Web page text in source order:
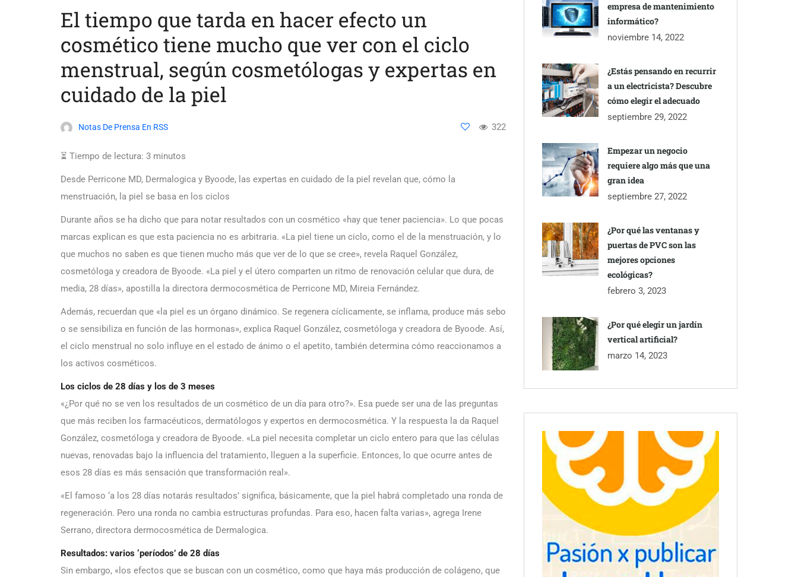
El tiempo que tarda en hacer efecto un
cosmético tiene mucho que ver con el ciclo
menstrual, según cosmetólogas y expertas en
cuidado de la piel
Notas De Prensa En RSS 322
⏳ Tiempo de lectura: 3 minutos
Desde Perricone MD, Dermalogica y Byoode, las expertas en cuidado de la piel revelan que, cómo la
menstruación, la piel se basa en los ciclos
Durante años se ha dicho que para notar resultados con un cosmético «hay que tener paciencia». Lo que pocas
marcas explican es que esta paciencia no es arbitraria. «La piel tiene un ciclo, como el de la menstruación, y lo
que muchos no saben es que tienen mucho más que ver de lo que se cree», revela Raquel González,
cosmetóloga y creadora de Byoode. «La piel y el útero comparten un ritmo de renovación celular que dura, de
media, 28 días», apostilla la directora dermocosmética de Perricone MD, Mireia Fernández.
Además, recuerdan que «la piel es un órgano dinámico. Se regenera cíclicamente, se inflama, produce más sebo
o se sensibiliza en función de las hormonas», explica Raquel González, cosmetóloga y creadora de Byoode. Así,
el ciclo menstrual no solo influye en el estado de ánimo o el apetito, también determina cómo reaccionamos a
los activos cosméticos.
Los ciclos de 28 días y los de 3 meses
«¿Por qué no se ven los resultados de un cosmético de un día para otro?». Esa puede ser una de las preguntas
que más reciben los farmacéuticos, dermatólogos y expertos en dermocosmética. Y la respuesta la da Raquel
González, cosmetóloga y creadora de Byoode. «La piel necesita completar un ciclo entero para que las células
nuevas, renovadas bajo la influencia del tratamiento, lleguen a la superficie. Entonces, lo que ocurre antes de
esos 28 días es más sensación que transformación real».
«El famoso ‘a los 28 días notarás resultados’ significa, básicamente, que la piel habrá completado una ronda de
regeneración. Pero una ronda no cambia estructuras profundas. Para eso, hacen falta varias», agrega Irene
Serrano, directora dermocosmética de Dermalogica.
Resultados: varios ‘períodos’ de 28 días
Sin embargo, «los efectos que se buscan con un cosmético, como que haya más producción de colágeno, que
empresa de mantenimiento
informático?
noviembre 14, 2022
¿Estás pensando en recurrir
a un electricista? Descubre
cómo elegir el adecuado
septiembre 29, 2022
Empezar un negocio
requiere algo más que una
gran idea
septiembre 27, 2022
¿Por qué las ventanas y
puertas de PVC son las
mejores opciones
ecológicas?
febrero 3, 2023
¿Por qué elegir un jardín
vertical artificial?
marzo 14, 2023